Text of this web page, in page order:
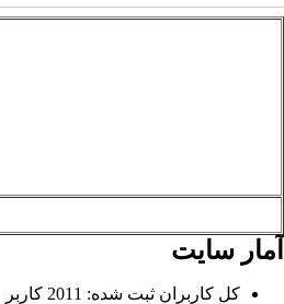
آمار سایت
کل کاربران ثبت شده: 2011 کاربر